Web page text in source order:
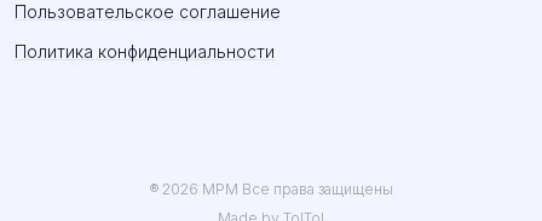
Пользовательское соглашение
Политика конфиденциальности
® 2026 MPM Все права защищены